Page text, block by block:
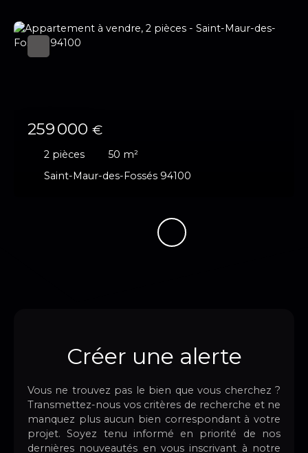
259 000 €
2 pièces 50 m²
Saint-Maur-des-Fossés 94100
Créer une alerte
Vous ne trouvez pas le bien que vous cherchez ?
Transmettez-nous vos critères de recherche et ne
manquez plus aucun bien correspondant à votre
projet. Soyez tenu informé en priorité de nos
dernières nouveautés en vous inscrivant à notre